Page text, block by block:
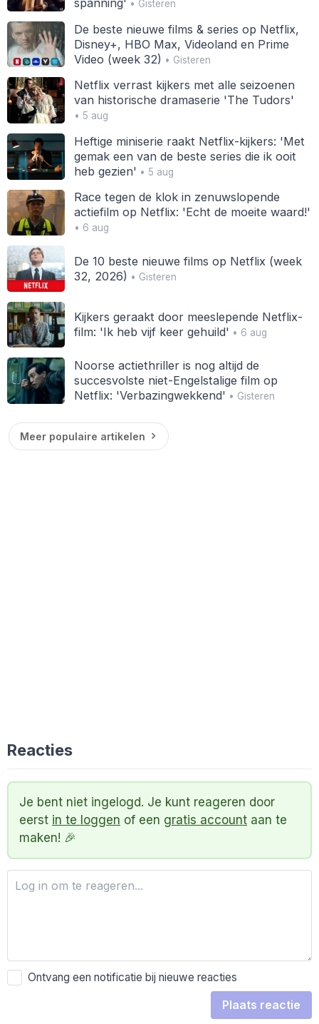
spanning' • Gisteren
De beste nieuwe films & series op Netflix,
Disney+, HBO Max, Videoland en Prime
Video (week 32) • Gisteren
Netflix verrast kijkers met alle seizoenen
van historische dramaserie 'The Tudors'
• 5 aug
Heftige miniserie raakt Netflix-kijkers: 'Met
gemak een van de beste series die ik ooit
heb gezien' • 5 aug
Race tegen de klok in zenuwslopende
actiefilm op Netflix: 'Echt de moeite waard!'
• 6 aug
De 10 beste nieuwe films op Netflix (week
32, 2026) • Gisteren
Kijkers geraakt door meeslepende Netflix-
film: 'Ik heb vijf keer gehuild' • 6 aug
Noorse actiethriller is nog altijd de
succesvolste niet-Engelstalige film op
Netflix: 'Verbazingwekkend' • Gisteren
Meer populaire artikelen
Reacties
Je bent niet ingelogd. Je kunt reageren door
eerst in te loggen of een gratis account aan te
maken! 🎉
Ontvang een notificatie bij nieuwe reacties
Plaats reactie